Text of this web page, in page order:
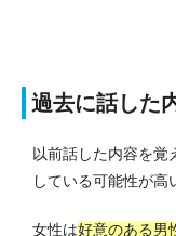
過去に話した
以前話した内容を覚
している可能性が高
女性は好意のある男